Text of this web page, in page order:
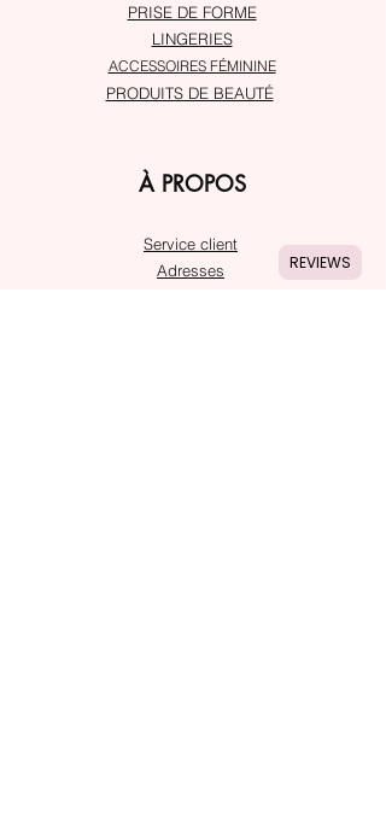
PRISE DE FORME
LINGERIES
ACCESSOIRES FÉMININE
PRODUITS DE BEAUTÉ
À PROPOS
Service client
Adresses
REVIEWS